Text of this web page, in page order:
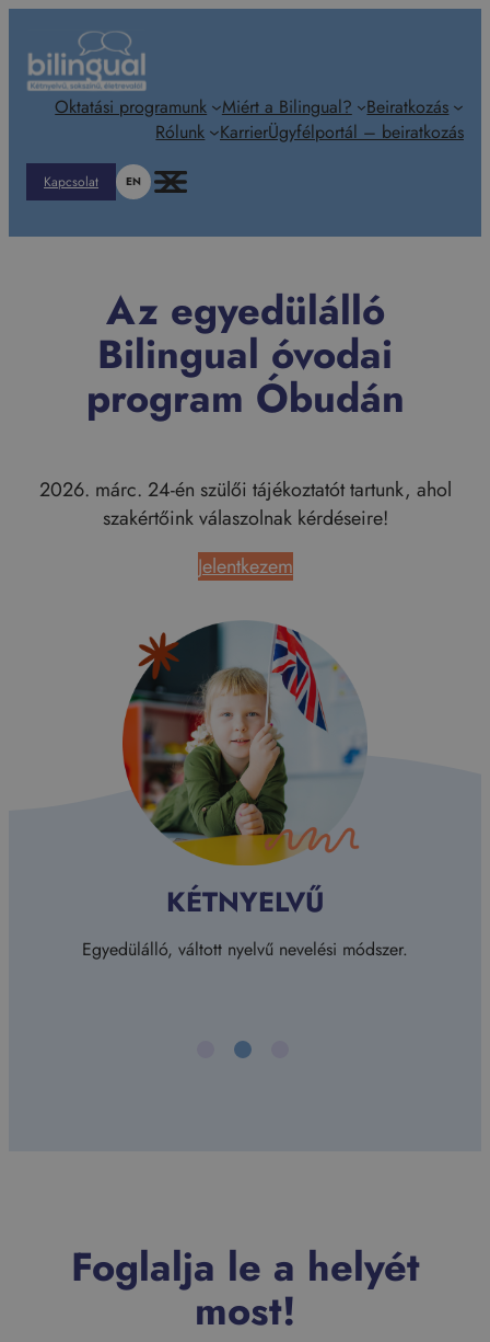
tartalomhoz
Oktatási programunk Miért a Bilingual?
Beiratkozás
Rólunk
KarrierÜgyfélportál – beiratkozás
Kapcsolat EN
Az egyedülálló
Bilingual óvodai
program Óbudán
2026. márc. 24-én szülői tájékoztatót tartunk, ahol
szakértőink válaszolnak kérdéseire!
Jelentkezem
KÉTNYELVŰ
Egyedülálló, váltott nyelvű nevelési módszer.
Foglalja le a helyét
most!